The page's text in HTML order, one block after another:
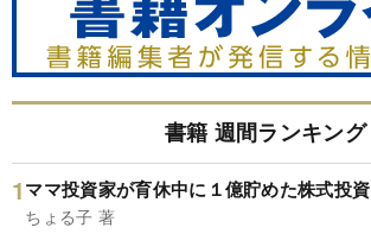
書籍 週間ランキング
ママ投資家が育休中に１億貯めた株式投資
ちょる子 著